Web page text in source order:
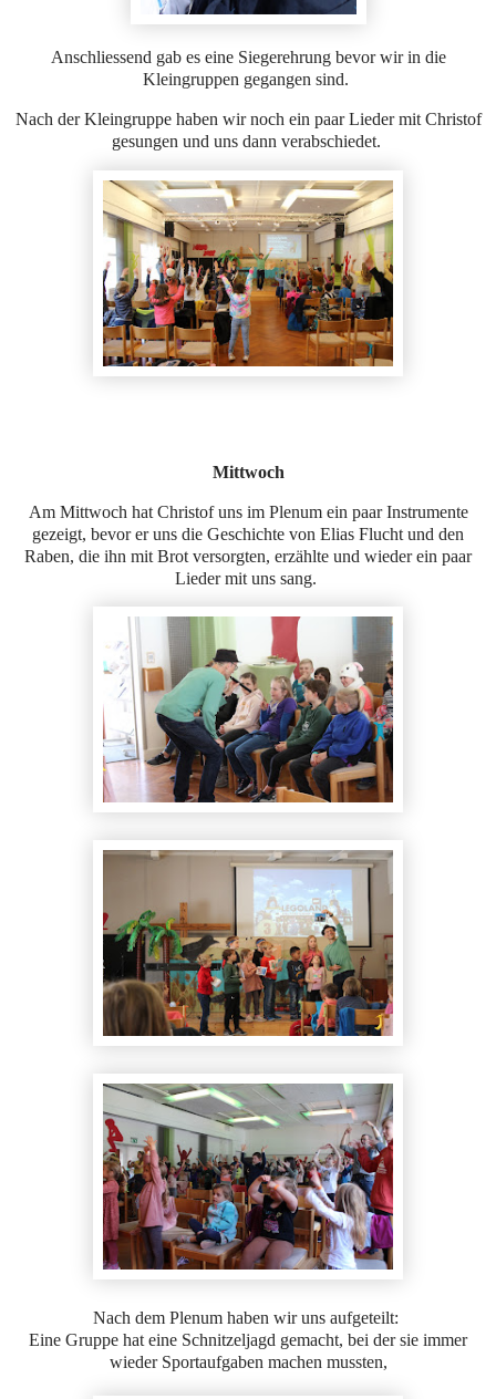
Anschliessend gab es eine Siegerehrung bevor wir in die
Kleingruppen gegangen sind.
Nach der Kleingruppe haben wir noch ein paar Lieder mit Christof
gesungen und uns dann verabschiedet.
Mittwoch
Am Mittwoch hat Christof uns im Plenum ein paar Instrumente
gezeigt, bevor er uns die Geschichte von Elias Flucht und den
Raben, die ihn mit Brot versorgten, erzählte und wieder ein paar
Lieder mit uns sang.
Nach dem Plenum haben wir uns aufgeteilt:
Eine Gruppe hat eine Schnitzeljagd gemacht, bei der sie immer
wieder Sportaufgaben machen mussten,